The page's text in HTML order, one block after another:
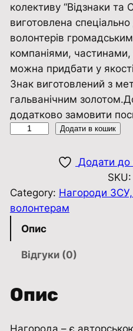
колективу “Відзнаки та
виготовлена
волонтерів
компаніями,
можна придбати у
Знак виготовлений з
гальванічним
додатково замовити
у
д
а
Додати в кошик
Додати до
SKU:
Category: Нагороди
волонтерам
Опис
Відгуки (0)
Опис
Нагорода – є